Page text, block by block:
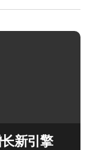
新引擎